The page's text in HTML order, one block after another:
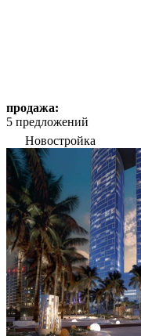
продажа:
5 предложений
Новостройка